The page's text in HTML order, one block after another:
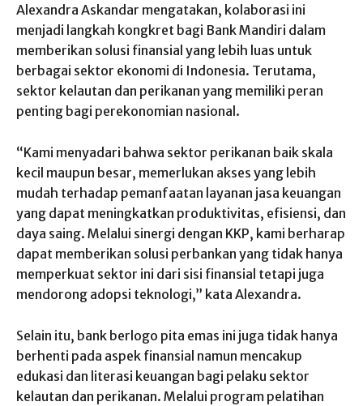
Alexandra Askandar mengatakan, kolaborasi ini
menjadi langkah kongkret bagi Bank Mandiri dalam
memberikan solusi finansial yang lebih luas untuk
berbagai sektor ekonomi di Indonesia. Terutama,
sektor kelautan dan perikanan yang memiliki peran
penting bagi perekonomian nasional.
“Kami menyadari bahwa sektor perikanan baik skala
kecil maupun besar, memerlukan akses yang lebih
mudah terhadap pemanfaatan layanan jasa keuangan
yang dapat meningkatkan produktivitas, efisiensi, dan
daya saing. Melalui sinergi dengan KKP, kami berharap
dapat memberikan solusi perbankan yang tidak hanya
memperkuat sektor ini dari sisi finansial tetapi juga
mendorong adopsi teknologi,” kata Alexandra.
Selain itu, bank berlogo pita emas ini juga tidak hanya
berhenti pada aspek finansial namun mencakup
edukasi dan literasi keuangan bagi pelaku sektor
kelautan dan perikanan. Melalui program pelatihan